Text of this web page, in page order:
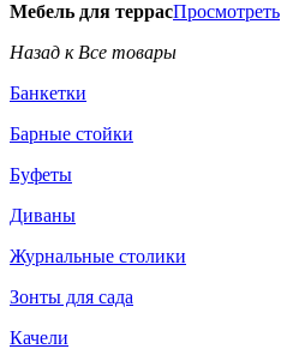
Мебель для террасПросмотреть
Назад к Все товары
Банкетки
Барные стойки
Буфеты
Диваны
Журнальные столики
Зонты для сада
Качели